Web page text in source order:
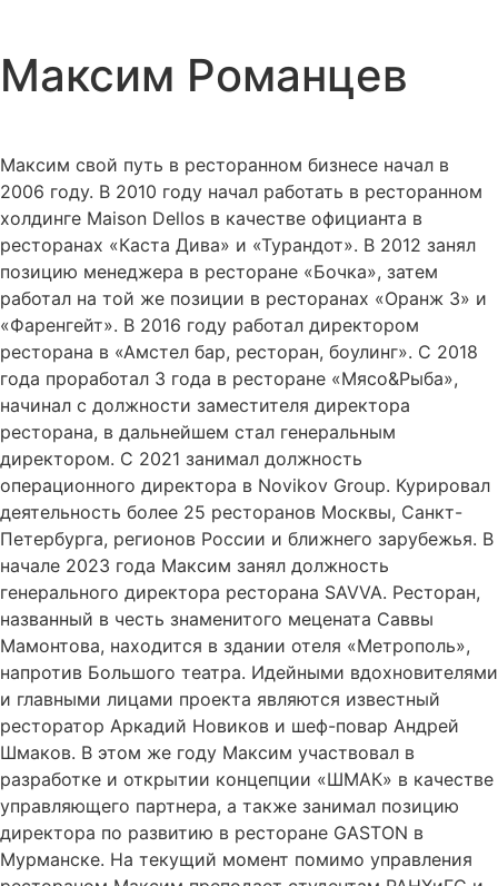
Максим Романцев
Максим свой путь в ресторанном бизнесе начал в
2006 году. В 2010 году начал работать в ресторанном
холдинге Maison Dellos в качестве официанта в
ресторанах «Каста Дива» и «Турандот». В 2012 занял
позицию менеджера в ресторане «Бочка», затем
работал на той же позиции в ресторанах «Оранж 3» и
«Фаренгейт». В 2016 году работал директором
ресторана в «Амстел бар, ресторан, боулинг». С 2018
года проработал 3 года в ресторане «Мясо&Рыба»,
начинал с должности заместителя директора
ресторана, в дальнейшем стал генеральным
директором. С 2021 занимал должность
операционного директора в Novikov Group. Курировал
деятельность более 25 ресторанов Москвы, Санкт-
Петербурга, регионов России и ближнего зарубежья. В
начале 2023 года Максим занял должность
генерального директора ресторана SAVVA. Ресторан,
названный в честь знаменитого мецената Саввы
Мамонтова, находится в здании отеля «Метрополь»,
напротив Большого театра. Идейными вдохновителями
и главными лицами проекта являются известный
ресторатор Аркадий Новиков и шеф-повар Андрей
Шмаков. В этом же году Максим участвовал в
разработке и открытии концепции «ШМАК» в качестве
управляющего партнера, а также занимал позицию
директора по развитию в ресторане GASTON в
Мурманске. На текущий момент помимо управления